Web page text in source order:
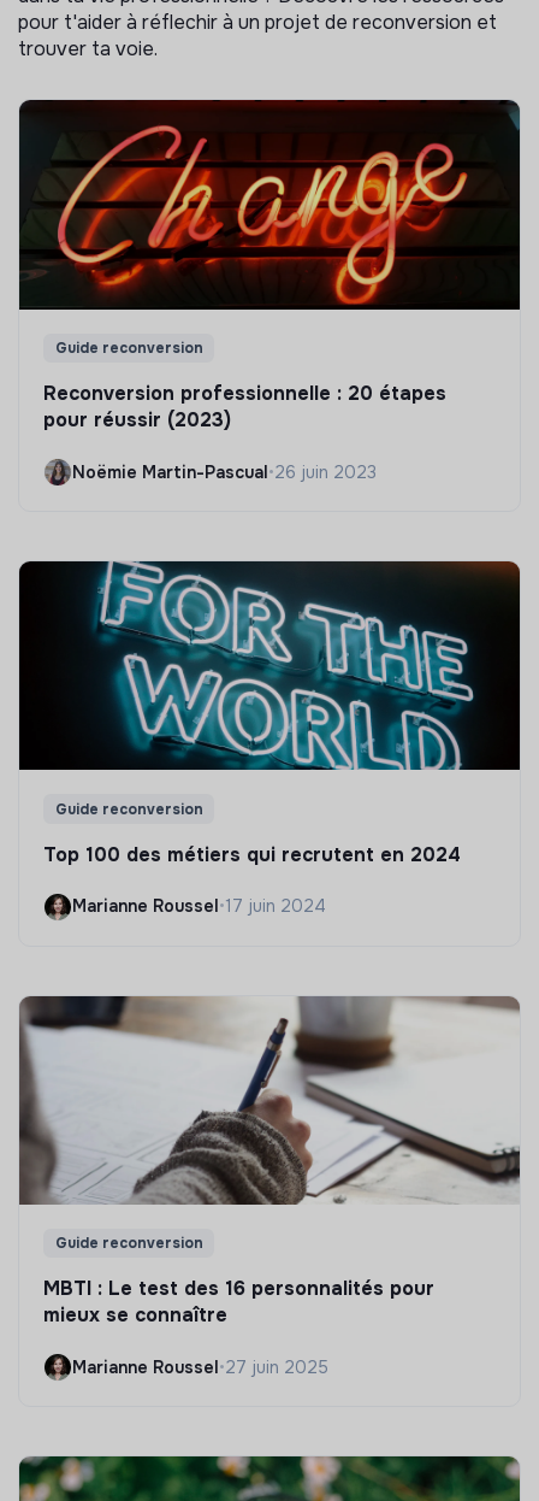
pour t'aider à réflechir à un projet de reconversion et
trouver ta voie.
Guide reconversion
Reconversion professionnelle : 20 étapes
pour réussir (2023)
Noëmie Martin-Pascual•26 juin 2023
Guide reconversion
Top 100 des métiers qui recrutent en 2024
Marianne Roussel •17 juin 2024
Guide reconversion
MBTI : Le test des 16 personnalités pour
mieux se connaître
Marianne Roussel•27 juin 2025